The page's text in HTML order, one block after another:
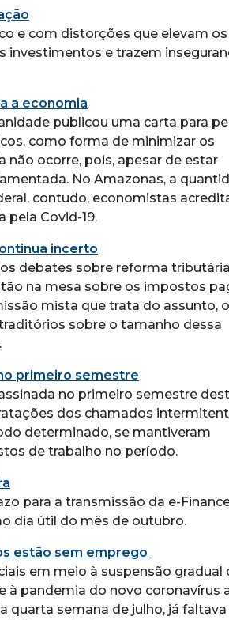
e com distorções que elevam os
investimentos e trazem
a economia
publicou uma carta para
como forma de minimizar os
não ocorre, pois, apesar de estar
No Amazonas, a
contudo, economistas
Covid-19.
incerto
debates sobre reforma
na mesa sobre os impostos
mista que trata do assunto, o
sobre o tamanho dessa
primeiro semestre
no primeiro semestre
dos chamados
determinado, se mantiveram
de trabalho no período.
para a transmissão da e-
dia útil do mês de outubro.
estão sem emprego
em meio à suspensão gradual
pandemia do novo coronavírus
quarta semana de julho, já faltava